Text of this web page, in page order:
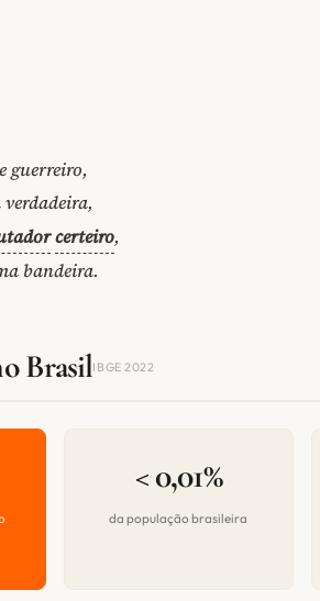
guerreiro,
certeiro,
bandeira.
BrasilIBGE 2022
< 0,01%
da população brasileira